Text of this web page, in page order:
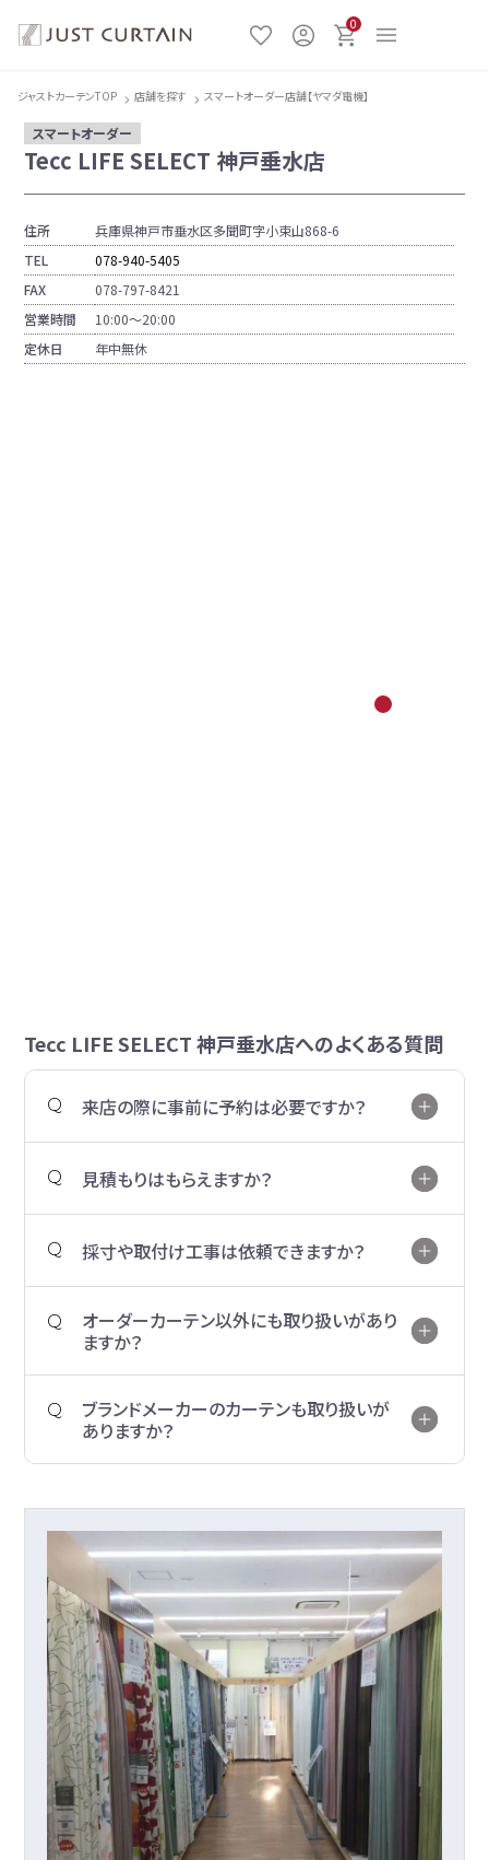
0
ジャストカーテンTOP 店舗を探す スマートオーダー店舗【ヤマダ電機】
スマートオーダー
Tecc LIFE SELECT 神戸垂水店
住所
兵庫県神戸市垂水区多聞町字小束山868-6
TEL
078-940-5405
FAX
078-797-8421
営業時間
10:00〜20:00
定休日
年中無休
Tecc LIFE SELECT 神戸垂水店へのよくある質問
来店の際に事前に予約は必要ですか？
見積もりはもらえますか？
採寸や取付け工事は依頼できますか？
オーダーカーテン以外にも取り扱いがあり
ますか？
ブランドメーカーのカーテンも取り扱いが
ありますか？